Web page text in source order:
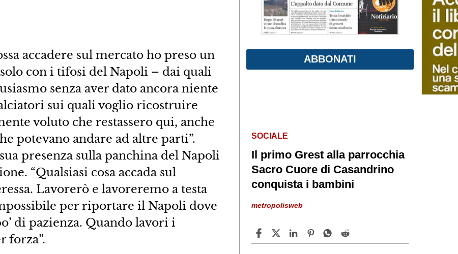
accadere sul mercato ho preso un
con i tifosi del Napoli – dai quali
senza aver dato ancora niente
sui quali voglio ricostruire
voluto che restassero qui, anche
potevano andare ad altre parti”.
presenza sulla panchina del Napoli
“Qualsiasi cosa accada sul
Lavorerò e lavoreremo a testa
per riportare il Napoli dove
di pazienza. Quando lavori i
forza”.
ABBONATI
SOCIALE
Il primo Grest alla parrocchia
Sacro Cuore di Casandrino
conquista i bambini
metropolisweb